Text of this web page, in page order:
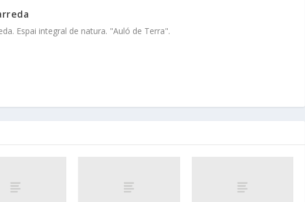
Espai integral de natura. "Auló de Terra".